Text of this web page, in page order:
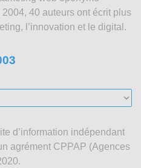
2004, 40 auteurs ont écrit plus
l’innovation et le digital.
d’information indépendant
agrément CPPAP (Agences